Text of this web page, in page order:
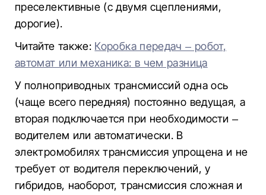
преселективные (с двумя сцеплениями,
дорогие).
Читайте также: Коробка передач – робот,
автомат или механика: в чем разница
У полноприводных трансмиссий одна ось
(чаще всего передняя) постоянно ведущая, а
вторая подключается при необходимости –
водителем или автоматически. В
электромобилях трансмиссия упрощена и не
требует от водителя переключений, у
гибридов, наоборот, трансмиссия сложная и